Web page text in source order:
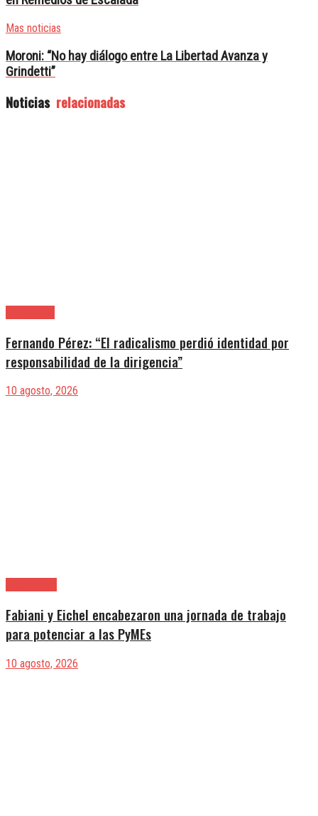
Mas noticias
Moroni: “No hay diálogo entre La Libertad Avanza y
Grindetti”
Noticias relacionadas
Fernando Pérez: “El radicalismo perdió identidad por
responsabilidad de la dirigencia”
10 agosto, 2026
Fabiani y Eichel encabezaron una jornada de trabajo
para potenciar a las PyMEs
10 agosto, 2026